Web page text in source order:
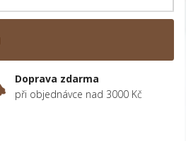
Doprava zdarma
při objednávce nad 3000 Kč